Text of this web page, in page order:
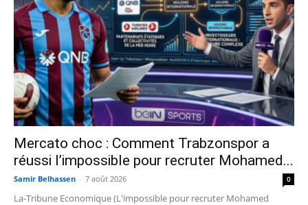
Mercato choc : Comment Trabzonspor a
réussi l’impossible pour recruter Mohamed...
Samir Belhassen - 7 août 2026 0
La-Tribune Economique (L'impossible pour recruter Mohamed